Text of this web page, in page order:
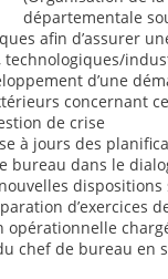
départementale
afin d’assurer
d’une
concernant
de crise
à jours des
bureau dans le
dispositions
d’exercices
opérationnelle
chef de bureau en